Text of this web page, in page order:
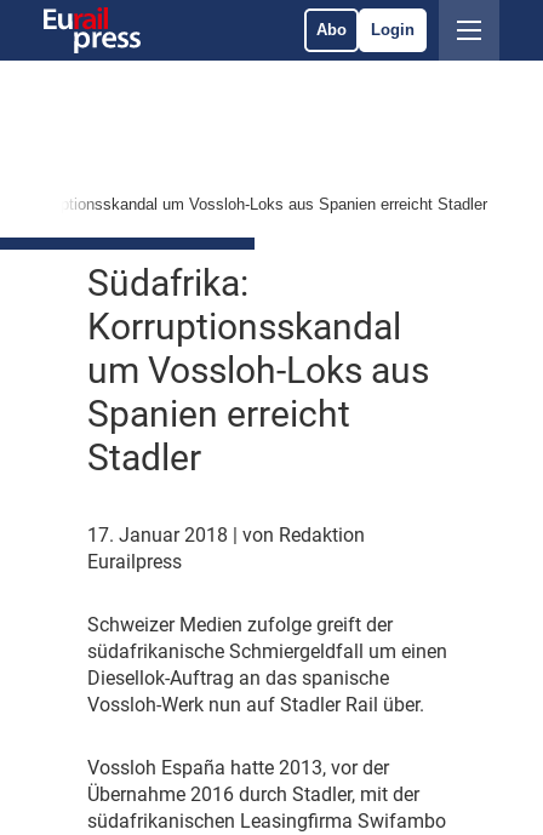
Abo Login
Korruptionsskandal um Vossloh-Loks aus Spanien erreicht Stadler
Südafrika:
Korruptionsskandal
um Vossloh-Loks aus
Spanien erreicht
Stadler
17. Januar 2018
| von Redaktion
Eurailpress
Schweizer Medien zufolge greift der
südafrikanische Schmiergeldfall um einen
Diesellok-Auftrag an das spanische
Vossloh-Werk nun auf Stadler Rail über.
Vossloh España hatte 2013, vor der
Übernahme 2016 durch Stadler, mit der
südafrikanischen Leasingfirma Swifambo